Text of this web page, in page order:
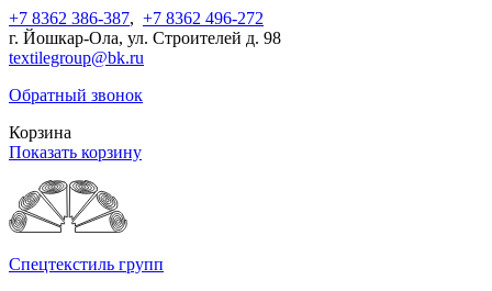
+7 8362 386-387, +7 8362 496-272
г. Йошкар-Ола, ул. Строителей д. 98
textilegroup@bk.ru
Обратный звонок
Корзина
Показать корзину
Спецтекстиль групп